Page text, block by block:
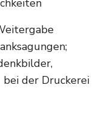
der Druckerei